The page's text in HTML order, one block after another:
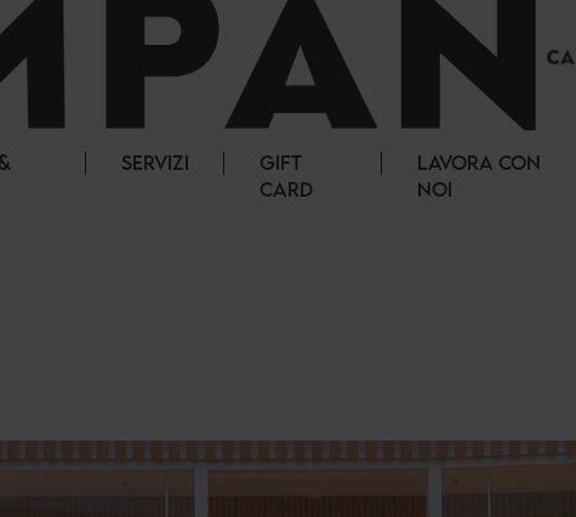
SERVIZI
GIFT
CARD
LAVORA CON
NOI